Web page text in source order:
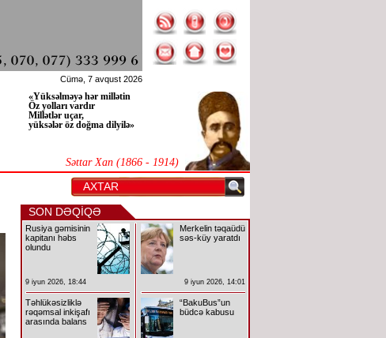
Cümə, 7 avqust 2026
«Yüksəlməyə hər millətin
Öz yolları vardır
Millətlər uçar,
yüksələr öz doğma dilyilə»
Səttar Xan (1866 - 1914)
SON DƏQİQƏ
Rusiya gəmisinin
kapitanı həbs
olundu
9 iyun 2026, 18:44
Təhlükəsizliklə
rəqəmsal inkişafı
arasında balans
Merkelin təqaüdü
səs-küy yaratdı
9 iyun 2026, 14:01
“BakuBus”un
büdcə kabusu